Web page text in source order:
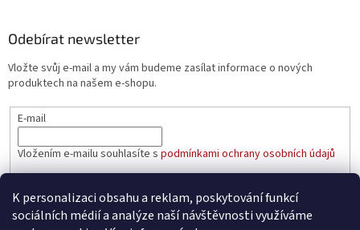
K personalizaci obsahu a reklam, poskytování funkcí
sociálních médií a analýze naší návštěvnosti využíváme
Odebírat newsletter
Vložte svůj e-mail a my vám budeme zasílat informace o nových
produktech na našem e-shopu.
E-mail
Vložením e-mailu souhlasíte s podmínkami ochrany osobních údajů
PŘIHLÁSIT SE